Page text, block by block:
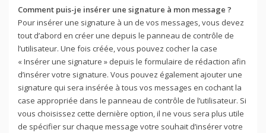
Comment puis-je insérer une signature à mon message ?
Pour insérer une signature à un de vos messages, vous devez
tout d’abord en créer une depuis le panneau de contrôle de
l’utilisateur. Une fois créée, vous pouvez cocher la case
« Insérer une signature » depuis le formulaire de rédaction afin
d’insérer votre signature. Vous pouvez également ajouter une
signature qui sera insérée à tous vos messages en cochant la
case appropriée dans le panneau de contrôle de l’utilisateur. Si
vous choisissez cette dernière option, il ne vous sera plus utile
de spécifier sur chaque message votre souhait d’insérer votre